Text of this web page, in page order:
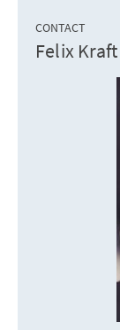
CONTACT
Felix Kraft